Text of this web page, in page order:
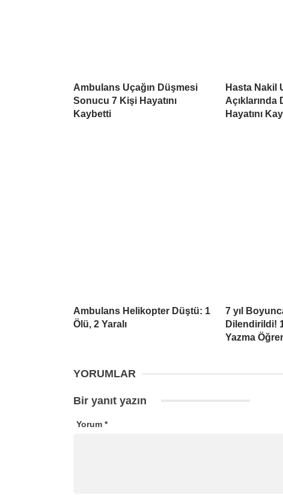
Ambulans Uçağın Düşmesi
Sonucu 7 Kişi Hayatını
Kaybetti
Hasta Nakil
Açıklarında
Hayatını
Ambulans Helikopter Düştü: 1
Ölü, 2 Yaralı
7 yıl
Dilendirildi!
Yazma
YORUMLAR
Bir yanıt yazın
Yorum *